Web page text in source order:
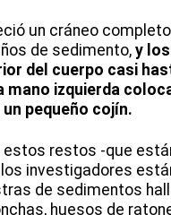
un cráneo
de sedimento, y
del cuerpo casi
mano izquierda
pequeño cojín.
restos -que
investigadores
de sedimentos
huesos de